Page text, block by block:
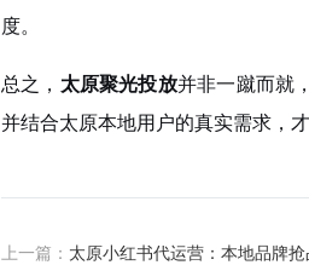
度。
总之， 太原聚光投放并非一蹴而就
并结合太原本地用户的真实需求，
上一篇： 太原小红书代运营：本地品牌